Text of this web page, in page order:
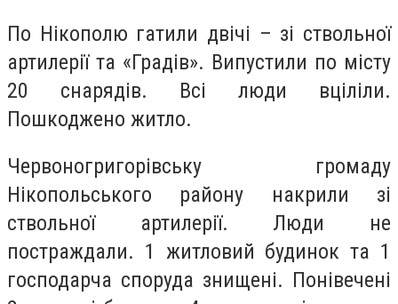
По Нікополю гатили двічі – зі ствольної
артилерії та «Градів». Випустили по місту
20 снарядів. Всі люди вціліли.
Пошкоджено житло.
Червоногригорівську громаду
Нікопольського району накрили зі
ствольної артилерії. Люди не
постраждали. 1 житловий будинок та 1
господарча споруда знищені. Понівечені